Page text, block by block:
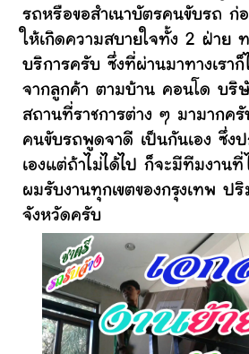
รถหรือขอสำเนาบัตรคนขับรถ ก่
ให้เกิดความสบายใจทั้ง 2 ฝ่าย
บริการครับ ซึ่งที่ผ่านมาทางเราก็
จากลูกค้า ตามบ้าน คอนโด บริ
สถานที่ราชการต่าง ๆ มามากค
คนขับรถพูดจาดี เป็นกันเอง ซึ่ง
เองแต่ถ้าไม่ได้ไป ก็จะมีทีมงาน
ผมรับงานทุกเขตของกรุงเทพ ป
จังหวัดครับ